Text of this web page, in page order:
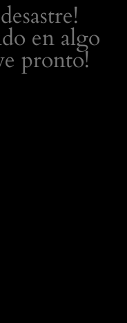
en algo
pronto!